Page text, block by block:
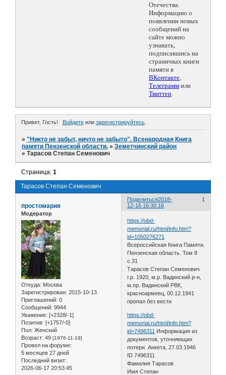
Отечества.
Информацию о
появлении новых
сообщений на
сайте можно
узнавать,
подписавшись на
страничках книги
памяти в
ВКонтакте,
Телеграмм или
Твиттер.
Привет, Гость! Войдитеили зарегистрируйтесь.
»"Никто не забыт, ничто не забыто". Всенародная Книга
памяти Пензенской области. »Земетчинский район
»Тарасов Степан Семенович
Тарасов Степан Семенович
Страница:1
Поделиться 1
2018-
12-16 16:30:16
простомария
Модератор
Откуда: Москва
Зарегистрирован: 2015-10-13
Приглашений: 0
Сообщений: 9944
Уважение: [+2328/-1]
Позитив: [+1757/-0]
Пол: Женский
Возраст: 49 [1976-11-19]
Провел на форуме:
5 месяцев 27 дней
Последний визит:
2026-06-17 20:53:45
https://obd-
memorial.ru/html/info.htm?
id=1050276271
Всероссийская Книга Памяти.
Пензенская область. Том 8
с.31
Тарасов Степан Семенович
г.р. 1920, м.р. Вадинский р-н,
м.пр. Вадинский РВК,
красноармеец, 00.12.1941
пропал без вести
https://obd-
memorial.ru/html/info.htm?
id=7496311 Информация из
документов, уточняющих
потери. Анкета, 27.03.1946
ID 7496311
Фамилия Тарасов
Имя Степан